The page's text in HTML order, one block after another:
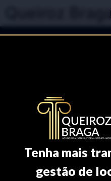
Queiroz
Tenha mais
gestão de